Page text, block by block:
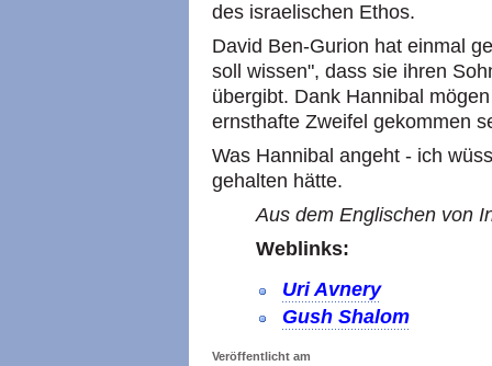
des israelischen Ethos.
David Ben-Gurion hat einmal
soll wissen", dass sie ihren
übergibt. Dank Hannibal
ernsthafte Zweifel gekommen
Was Hannibal angeht - ich
gehalten hätte.
Aus dem Englischen von
Weblinks:
Uri Avnery
Gush Shalom
Veröffentlicht am